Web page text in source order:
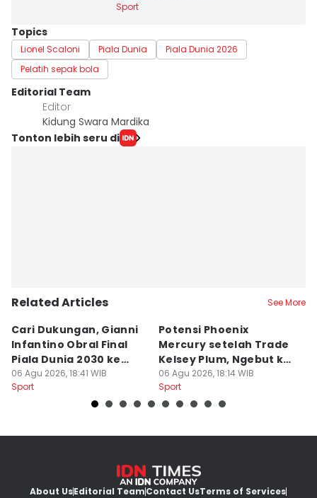
Sport
Topics
Lionel Scaloni Piala Dunia
Piala Dunia 2026
Pelatih sepak bola
Editorial Team
Editor
Kidung Swara Mardika
Tonton lebih seru di
Related Articles See More
Cari Dukungan, Gianni
Infantino Obral Final
Piala Dunia 2030 ke
Maroko
06 Agu 2026, 18:41 WIB
Sport
Potensi Phoenix
Mercury setelah Trade
Kelsey Plum, Ngebut ke
Playoff?
06 Agu 2026, 18:14 WIB
Sport
About UsEditorial TeamContact UsTerms of Services